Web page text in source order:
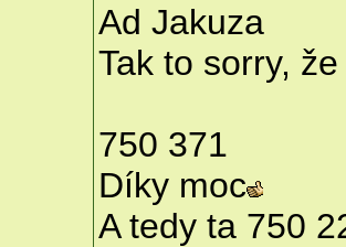
Ad Jakuza
Tak to sorry,
750 371
Díky moc
A tedy ta 750